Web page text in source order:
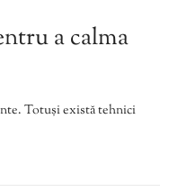
a calma
Totuși există tehnici